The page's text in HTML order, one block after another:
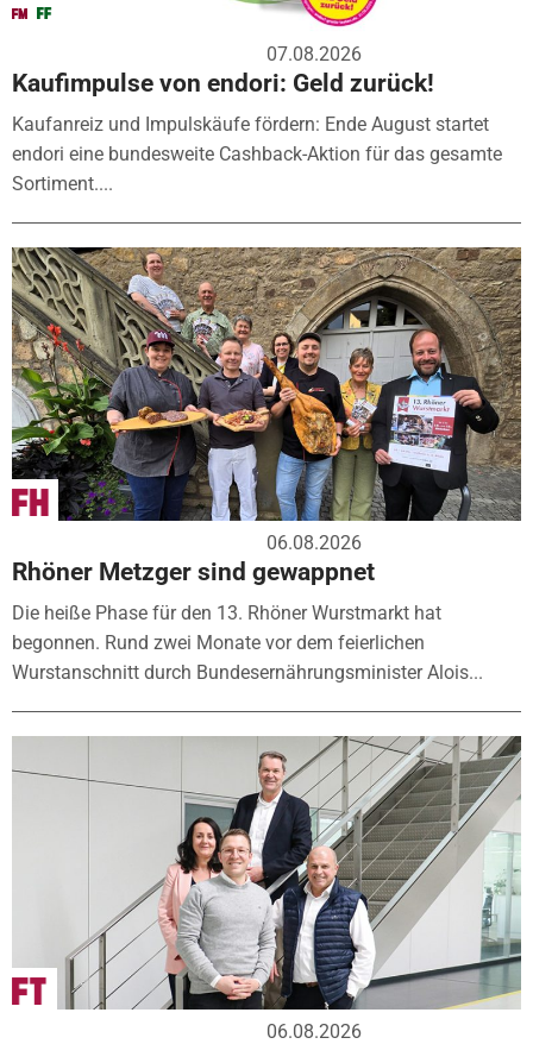
07.08.2026
Kaufimpulse von endori: Geld zurück!
Kaufanreiz und Impulskäufe fördern: Ende August startet
endori eine bundesweite Cashback-Aktion für das gesamte
Sortiment....
06.08.2026
Rhöner Metzger sind gewappnet
Die heiße Phase für den 13. Rhöner Wurstmarkt hat
begonnen. Rund zwei Monate vor dem feierlichen
Wurstanschnitt durch Bundesernährungsminister Alois...
06.08.2026